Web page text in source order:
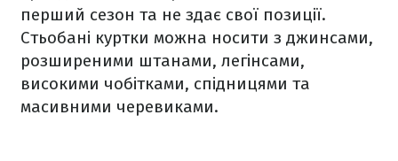
перший сезон та не здає свої позиції.
Стьобані куртки можна носити з джинсами,
розширеними штанами, легінсами,
високими чобітками, спідницями та
масивними черевиками.